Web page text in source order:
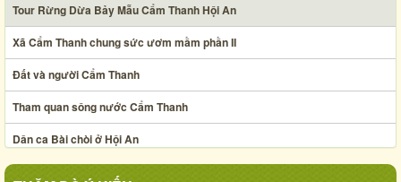
Tour Rừng Dừa Bảy Mẫu Cẩm Thanh Hội An
Xã Cẩm Thanh chung sức ươm mầm phần II
Đất và người Cẩm Thanh
Tham quan sông nước Cẩm Thanh
Dân ca Bài chòi ở Hội An